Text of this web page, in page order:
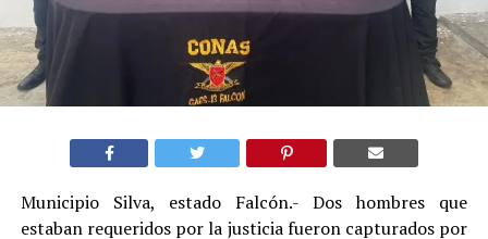
Municipio Silva, estado Falcón.- Dos hombres que
estaban requeridos por la justicia fueron capturados por